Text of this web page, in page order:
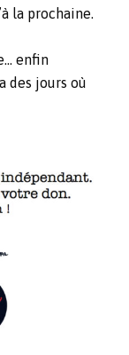
la prochaine.
enfin
des jours où